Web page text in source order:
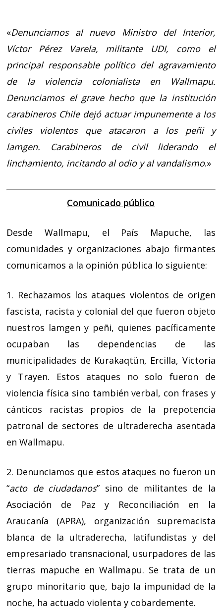
«Denunciamos al nuevo Ministro del Interior,
Víctor Pérez Varela, militante UDI, como el
principal responsable político del agravamiento
de la violencia colonialista en Wallmapu.
Denunciamos el grave hecho que la institución
carabineros Chile dejó actuar impunemente a los
civiles violentos que atacaron a los peñi y
lamgen. Carabineros de civil liderando el
linchamiento, incitando al odio y al vandalismo.»
Comunicado público
Desde Wallmapu, el País Mapuche, las
comunidades y organizaciones abajo firmantes
comunicamos a la opinión pública lo siguiente:
1. Rechazamos los ataques violentos de origen
fascista, racista y colonial del que fueron objeto
nuestros lamgen y peñi, quienes pacíficamente
ocupaban las dependencias de las
municipalidades de Kurakaqtün, Ercilla, Victoria
y Trayen. Estos ataques no solo fueron de
violencia física sino también verbal, con frases y
cánticos racistas propios de la prepotencia
patronal de sectores de ultraderecha asentada
en Wallmapu.
2. Denunciamos que estos ataques no fueron un
“acto de ciudadanos” sino de militantes de la
Asociación de Paz y Reconciliación en la
Araucanía (APRA), organización supremacista
blanca de la ultraderecha, latifundistas y del
empresariado transnacional, usurpadores de las
tierras mapuche en Wallmapu. Se trata de un
grupo minoritario que, bajo la impunidad de la
noche, ha actuado violenta y cobardemente.